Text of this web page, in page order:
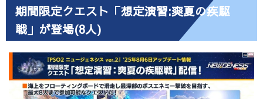
期間限定クエスト「想定演習:爽夏の疾駆
戦」が登場(8人)